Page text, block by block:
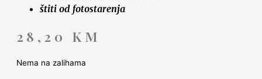
štiti od fotostarenja
28,20 KM
Nema na zalihama